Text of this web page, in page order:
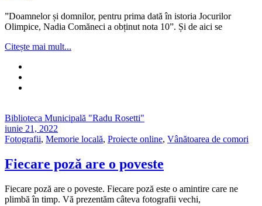
”Doamnelor și domnilor, pentru prima dată în istoria Jocurilor
Olimpice, Nadia Comăneci a obținut nota 10”. Și de aici se
Citește mai mult...
Biblioteca Municipală "Radu Rosetti"
iunie 21, 2022
Fotografii, Memorie locală, Proiecte online, Vânătoarea de comori
Fiecare poză are o poveste
Fiecare poză are o poveste. Fiecare poză este o amintire care ne
plimbă în timp. Vă prezentăm câteva fotografii vechi,